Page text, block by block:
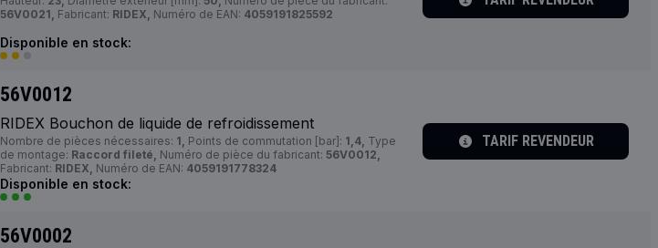
56V0021, Fabricant: RIDEX, Numéro de EAN: 4059191825592
Disponible en stock:
56V0012
RIDEX Bouchon de liquide de refroidissement
Nombre de pièces nécessaires: 1, Points de commutation [bar]: 1,4, Type
de montage: Raccord fileté, Numéro de pièce du fabricant: 56V0012,
Fabricant: RIDEX, Numéro de EAN: 4059191778324
Disponible en stock:
TARIF REVENDEUR
56V0002